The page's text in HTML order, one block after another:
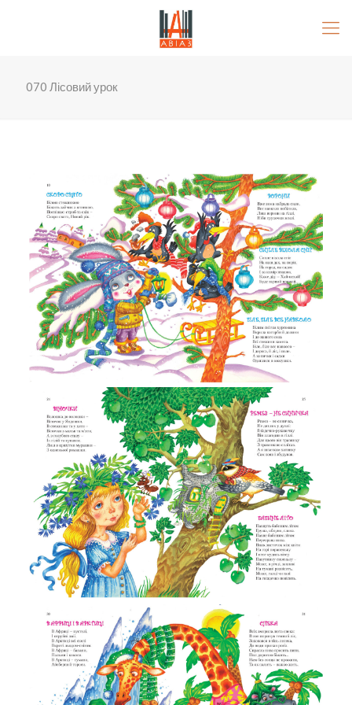
070 Лісовий урок